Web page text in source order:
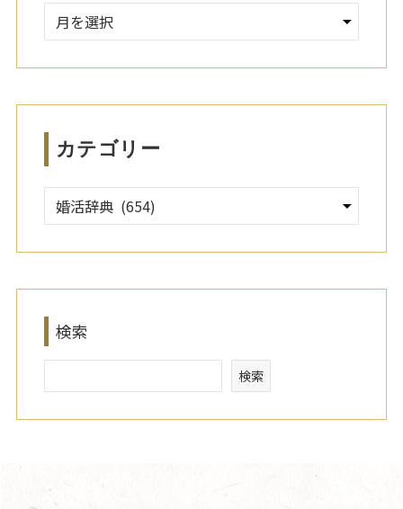
ー
ブ
カテゴリー
検索
検索